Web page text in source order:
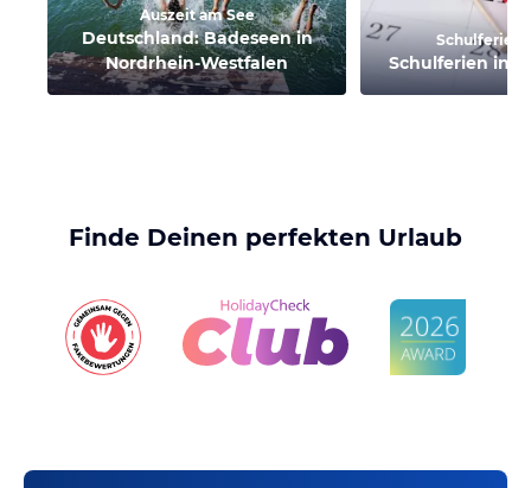
Auszeit am See
Deutschland: Badeseen in
Nordrhein-Westfalen
Schulferien
Schulferien in
Finde Deinen perfekten Urlaub